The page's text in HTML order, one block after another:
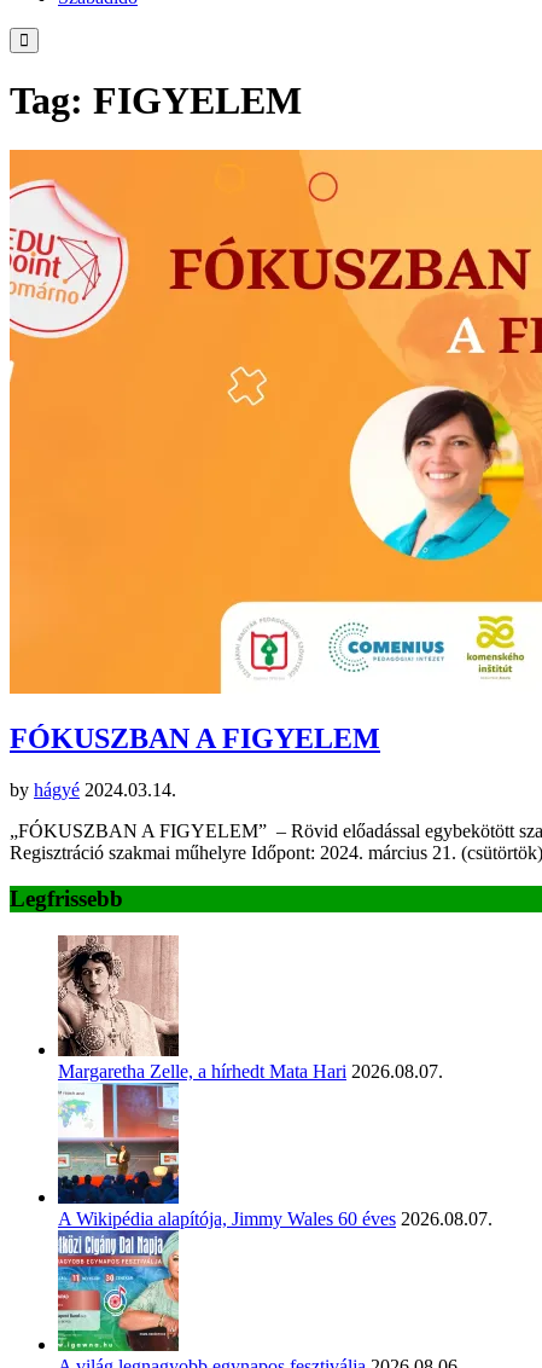
Tag: FIGYELEM
FÓKUSZBAN A FIGYELEM
by hágyé 2024.03.14.
„FÓKUSZBAN A FIGYELEM” – Rövid előadással egybekötött
Regisztráció szakmai műhelyre Időpont: 2024. március 21.
Legfrissebb
Margaretha Zelle, a hírhedt Mata Hari 2026.08.07.
A Wikipédia alapítója, Jimmy Wales 60 éves 2026.08.07.